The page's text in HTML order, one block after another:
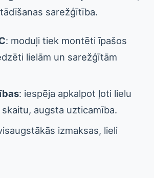
sarežģītība.
: moduļi tiek montēti īpašos
lielām un sarežģītām
: iespēja apkalpot ļoti lielu
augsta uzticamība.
izmaksas, lieli